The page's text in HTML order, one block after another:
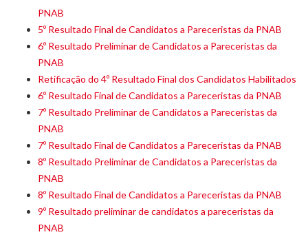
PNAB
5º Resultado Final de Candidatos a Pareceristas da PNAB
6º Resultado Preliminar de Candidatos a Pareceristas da
PNAB
Retificação do 4º Resultado Final dos Candidatos Habilitados
6º Resultado Final de Candidatos a Pareceristas da PNAB
7º Resultado Preliminar de Candidatos a Pareceristas da
PNAB
7º Resultado Final de Candidatos a Pareceristas da PNAB
8º Resultado Preliminar de Candidatos a Pareceristas da
PNAB
8º Resultado Final de Candidatos a Pareceristas da PNAB
9º Resultado preliminar de candidatos a pareceristas da
PNAB